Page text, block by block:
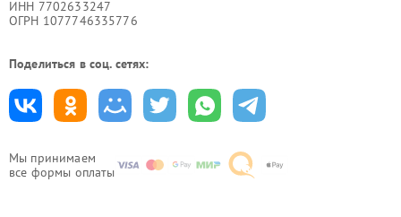
Мы принимаем
все формы оплаты
ИНН 7702633247
ОГРН 1077746335776
Поделиться в соц. сетях: